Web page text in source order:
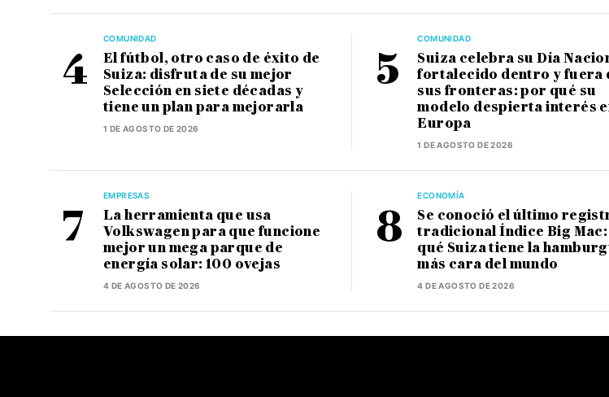
COMUNIDAD
El fútbol, otro caso de éxito de
Suiza: disfruta de su mejor
Selección en siete décadas y
tiene un plan para mejorarla
1 DE AGOSTO DE 2026
COMUNIDAD
Suiza celebra su Día
fortalecido dentro y fuera
sus fronteras: por qué su
modelo despierta interés
Europa
1 DE AGOSTO DE 2026
EMPRESAS
La herramienta que usa
Volkswagen para que funcione
mejor un mega parque de
energía solar: 100 ovejas
4 DE AGOSTO DE 2026
ECONOMÍA
Se conoció el último
tradicional Índice Big
qué Suiza tiene la
más cara del mundo
4 DE AGOSTO DE 2026